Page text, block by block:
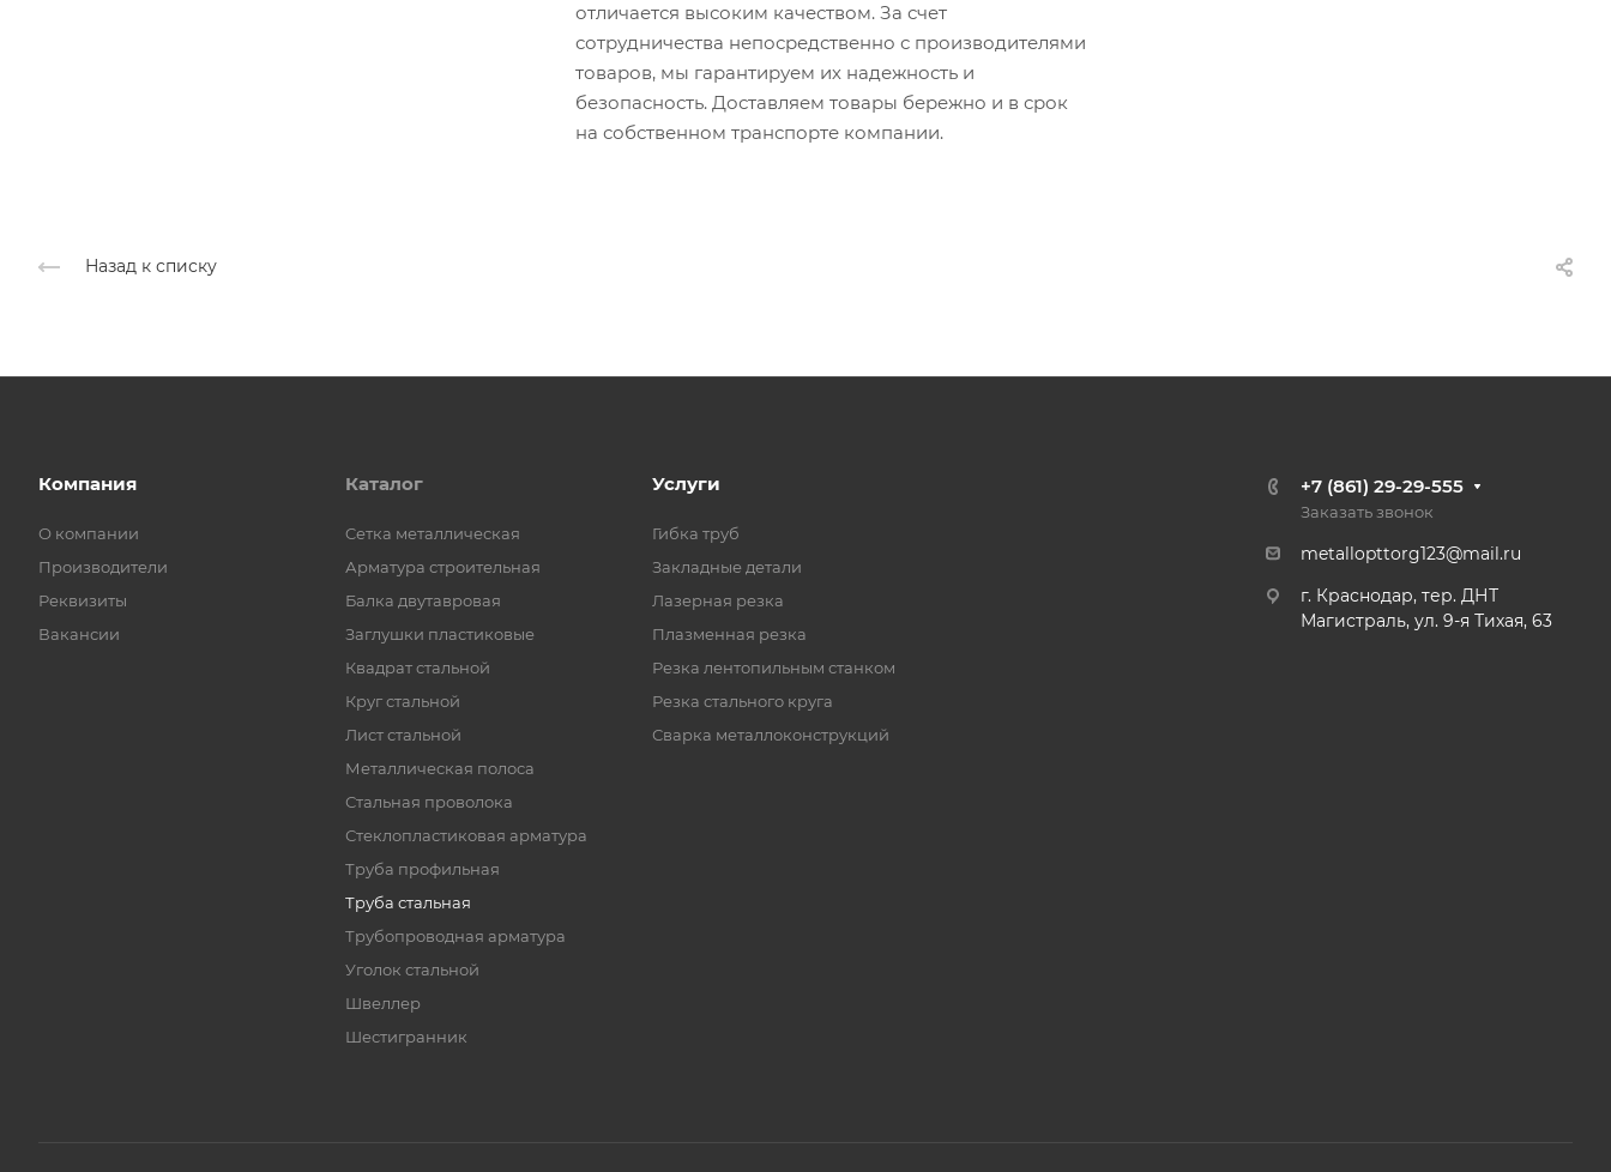
отличается высоким качеством. За счет
сотрудничества непосредственно с производителями
товаров, мы гарантируем их надежность и
безопасность. Доставляем товары бережно и в срок
на собственном транспорте компании.
Назад к списку
Компания
О компании
Производители
Реквизиты
Вакансии
Каталог
Cетка металлическая
Арматура строительная
Балка двутавровая
Заглушки пластиковые
Квадрат стальной
Круг стальной
Лист стальной
Металлическая полоса
Стальная проволока
Стеклопластиковая арматура
Труба профильная
Труба стальная
Трубопроводная арматура
Уголок стальной
Швеллер
Шестигранник
Услуги
Гибка труб
Закладные детали
Лазерная резка
Плазменная резка
Резка лентопильным станком
Резка стального круга
Сварка металлоконструкций
+7 (861) 29-29-555
Заказать звонок
metallopttorg123@mail.ru
г. Краснодар, тер. ДНТ
Магистраль, ул. 9-я Тихая, 63